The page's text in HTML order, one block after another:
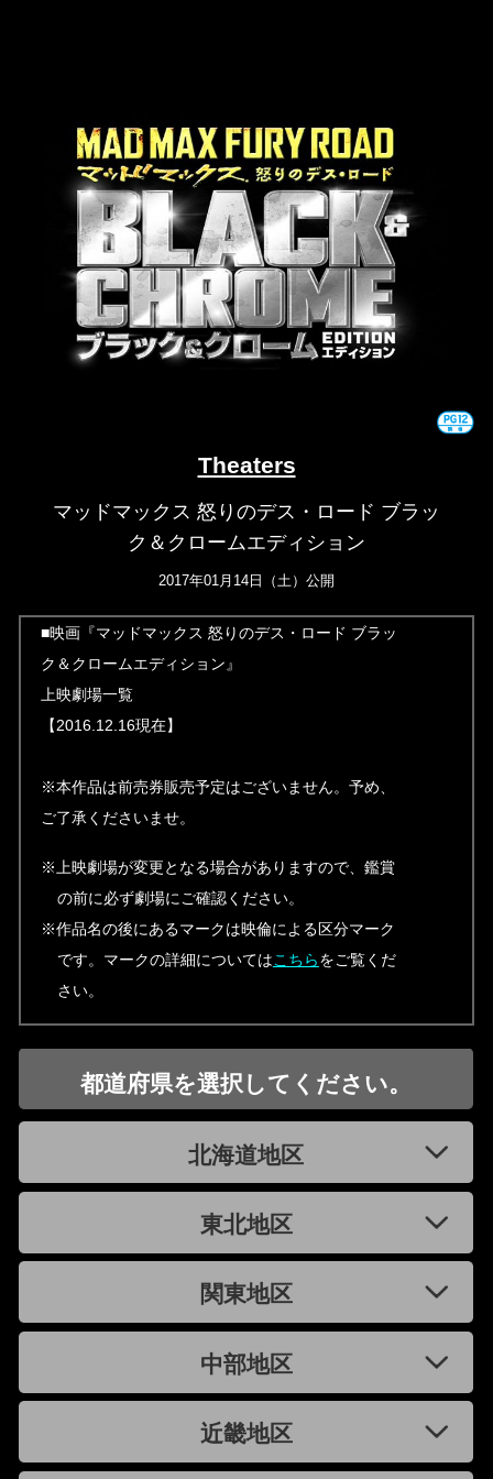
Theaters
マッドマックス 怒りのデス・ロード ブラッ
ク＆クロームエディション
2017年01月14日（土）公開
■映画『マッドマックス 怒りのデス・ロード ブラッ
ク＆クロームエディション』
上映劇場一覧
【2016.12.16現在】
※本作品は前売券販売予定はございません。予め、
ご了承くださいませ。
※上映劇場が変更となる場合がありますので、鑑賞
の前に必ず劇場にご確認ください。
※作品名の後にあるマークは映倫による区分マーク
です。マークの詳細についてはこちらをご覧くだ
さい。
都道府県を選択してください。
北海道地区
東北地区
関東地区
中部地区
近畿地区